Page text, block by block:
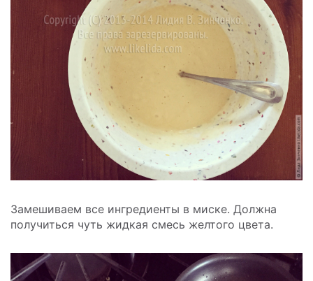
Замешиваем все ингредиенты в миске. Должна
получиться чуть жидкая смесь желтого цвета.